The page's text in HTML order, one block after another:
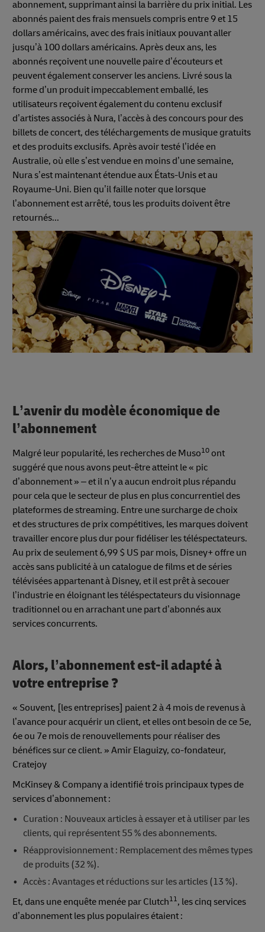
abonnement, supprimant ainsi la barrière du prix initial. Les
abonnés paient des frais mensuels compris entre 9 et 15
dollars américains, avec des frais initiaux pouvant aller
jusqu’à 100 dollars américains. Après deux ans, les
abonnés reçoivent une nouvelle paire d’écouteurs et
peuvent également conserver les anciens. Livré sous la
forme d’un produit impeccablement emballé, les
utilisateurs reçoivent également du contenu exclusif
d’artistes associés à Nura, l’accès à des concours pour des
billets de concert, des téléchargements de musique gratuits
et des produits exclusifs. Après avoir testé l’idée en
Australie, où elle s’est vendue en moins d’une semaine,
Nura s’est maintenant étendue aux États-Unis et au
Royaume-Uni. Bien qu’il faille noter que lorsque
l’abonnement est arrêté, tous les produits doivent être
retournés...
L’avenir du modèle économique de
l’abonnement
Malgré leur popularité, les recherches de Muso10 ont
suggéré que nous avons peut-être atteint le « pic
d’abonnement » – et il n’y a aucun endroit plus répandu
pour cela que le secteur de plus en plus concurrentiel des
plateformes de streaming. Entre une surcharge de choix
et des structures de prix compétitives, les marques doivent
travailler encore plus dur pour fidéliser les téléspectateurs.
Au prix de seulement 6,99 $ US par mois, Disney+ offre un
accès sans publicité à un catalogue de films et de séries
télévisées appartenant à Disney, et il est prêt à secouer
l’industrie en éloignant les téléspectateurs du visionnage
traditionnel ou en arrachant une part d’abonnés aux
services concurrents.
Alors, l’abonnement est-il adapté à
votre entreprise ?
« Souvent, [les entreprises] paient 2 à 4 mois de revenus à
l’avance pour acquérir un client, et elles ont besoin de ce 5e,
6e ou 7e mois de renouvellements pour réaliser des
bénéfices sur ce client. » Amir Elaguizy, co-fondateur,
Cratejoy
McKinsey & Company a identifié trois principaux types de
services d’abonnement :
Curation : Nouveaux articles à essayer et à utiliser par les
clients, qui représentent 55 % des abonnements.
Réapprovisionnement : Remplacement des mêmes types
de produits (32 %).
Accès : Avantages et réductions sur les articles (13 %).
Et, dans une enquête menée par Clutch11, les cinq services
d’abonnement les plus populaires étaient :